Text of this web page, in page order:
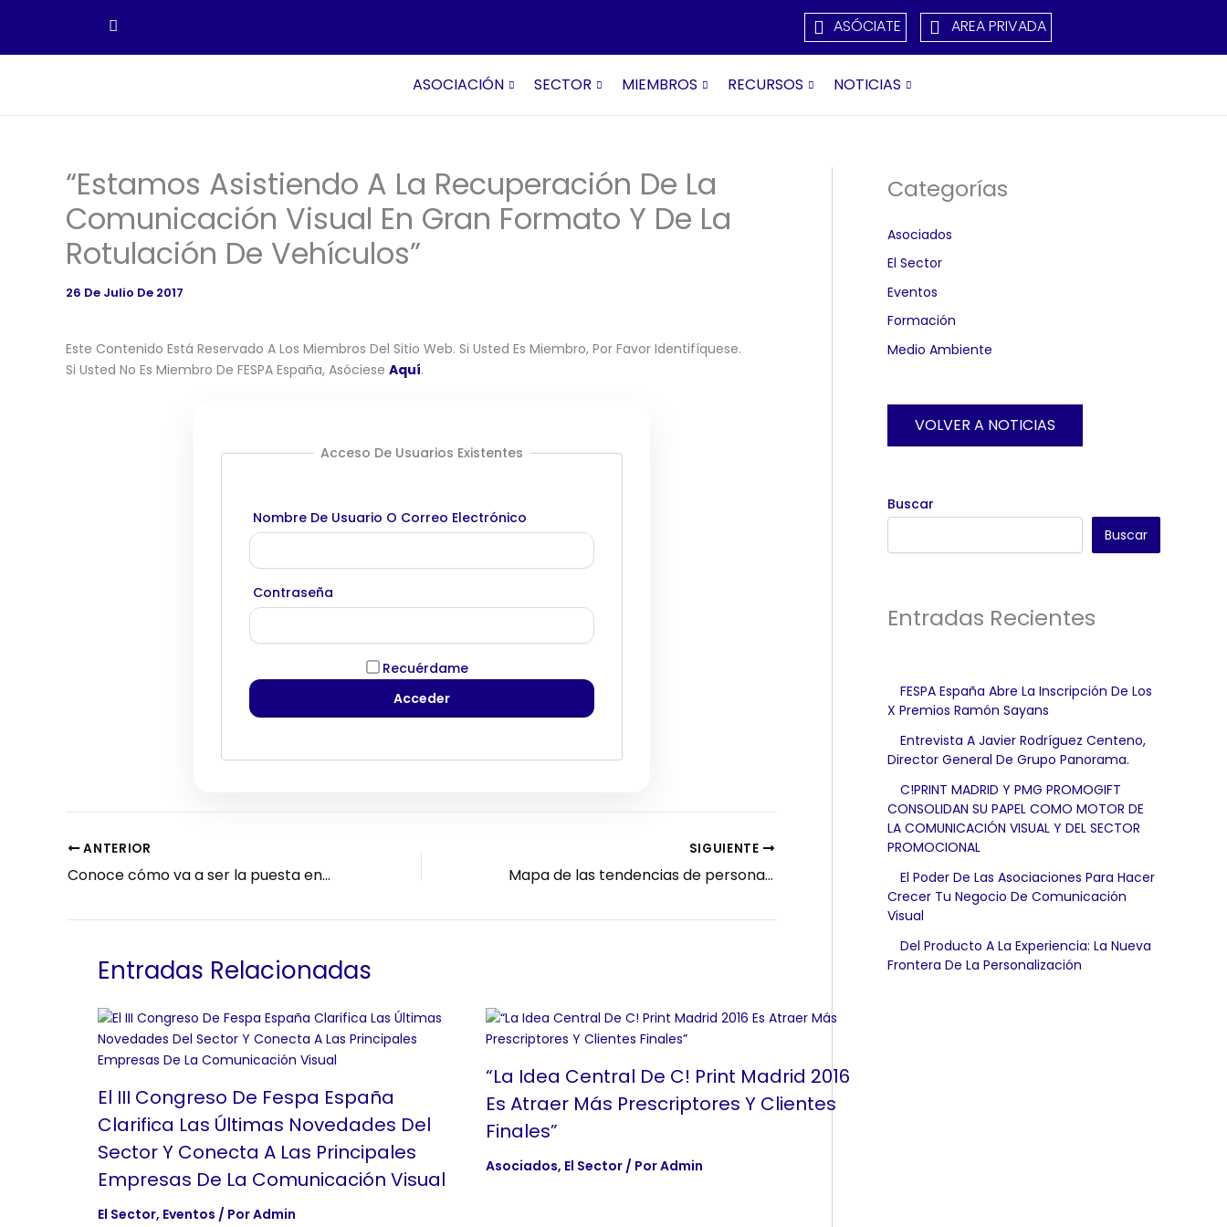
Contenido
ASÓCIATE AREA PRIVADA
ASOCIACIÓN SECTOR MIEMBROS RECURSOS NOTICIAS
“Estamos Asistiendo A La Recuperación De La
Comunicación Visual En Gran Formato Y De La
Rotulación De Vehículos”
26 De Julio De 2017
Este Contenido Está Reservado A Los Miembros Del Sitio Web. Si Usted Es Miembro, Por Favor Identifíquese.
Si Usted No Es Miembro De FESPA España, Asóciese Aquí.
Acceso De Usuarios Existentes
Nombre De Usuario O Correo Electrónico
Contraseña
Recuérdame
ANTERIOR
Conoce cómo va a ser la puesta en escena de C!Print Madrid 2017
SIGUIENTE
Mapa de las tendencias de personalización más inspiradoras que alumbra el mercado
Entradas Relacionadas
El III Congreso De Fespa España
Clarifica Las Últimas Novedades Del
Sector Y Conecta A Las Principales
Empresas De La Comunicación Visual
El Sector, Eventos / PorAdmin
“La Idea Central De C! Print Madrid 2016
Es Atraer Más Prescriptores Y Clientes
Finales”
Asociados, El Sector / PorAdmin
Categorías
Asociados
El Sector
Eventos
Formación
Medio Ambiente
VOLVER A NOTICIAS
Buscar
Buscar
Entradas Recientes
FESPA España Abre La Inscripción De Los
X Premios Ramón Sayans
Entrevista A Javier Rodríguez Centeno,
Director General De Grupo Panorama.
C!PRINT MADRID Y PMG PROMOGIFT
CONSOLIDAN SU PAPEL COMO MOTOR DE
LA COMUNICACIÓN VISUAL Y DEL SECTOR
PROMOCIONAL
El Poder De Las Asociaciones Para Hacer
Crecer Tu Negocio De Comunicación
Visual
Del Producto A La Experiencia: La Nueva
Frontera De La Personalización